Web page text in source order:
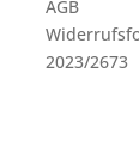
AGB
2023/2673